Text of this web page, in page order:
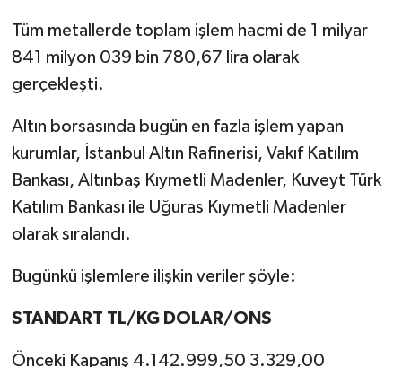
Tüm metallerde toplam işlem hacmi de 1 milyar
841 milyon 039 bin 780,67 lira olarak
gerçekleşti.
Altın borsasında bugün en fazla işlem yapan
kurumlar, İstanbul Altın Rafinerisi, Vakıf Katılım
Bankası, Altınbaş Kıymetli Madenler, Kuveyt Türk
Katılım Bankası ile Uğuras Kıymetli Madenler
olarak sıralandı.
Bugünkü işlemlere ilişkin veriler şöyle:
STANDART TL/KG DOLAR/ONS
Önceki Kapanış 4.142.999,50 3.329,00